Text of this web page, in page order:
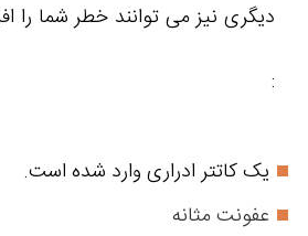
دیگری نیز می توانند خطر شما را
:
یک کاتتر ادراری وارد شده است.
عفونت مثانه